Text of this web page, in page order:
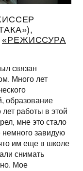
«РЕЖИССУРА
связан
Много лет
образование
работы в этой
мне это стало
немного завидую
им еще в школе
снимать
Мое